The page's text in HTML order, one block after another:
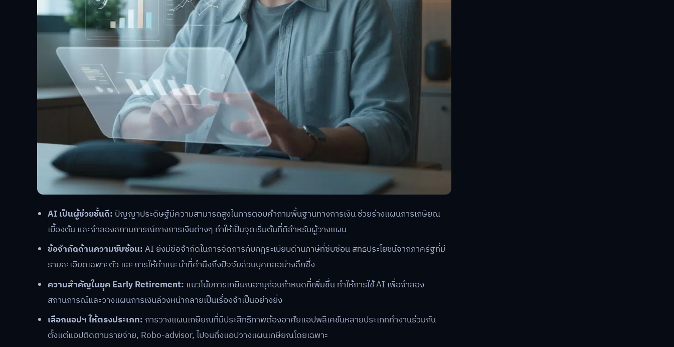
AI เป็นผู้ช่วยชั้นดี: ปัญญาประดิษฐ์มีความสามารถสูงในการตอบคำถามพื้นฐานทางการเงิน ช่วยร่างแผนการเกษียณ
เบื้องต้น และจำลองสถานการณ์ทางการเงินต่างๆ ทำให้เป็นจุดเริ่มต้นที่ดีสำหรับผู้วางแผน
ข้อจำกัดด้านความซับซ้อน:AI ยังมีข้อจำกัดในการจัดการกับกฎระเบียบด้านภาษีที่ซับซ้อน สิทธิประโยชน์จากภาครัฐที่มี
รายละเอียดเฉพาะตัว และการให้คำแนะนำที่คำนึงถึงปัจจัยส่วนบุคคลอย่างลึกซึ้ง
ความสำคัญในยุค Early Retirement: แนวโน้มการเกษียณอายุก่อนกำหนดที่เพิ่มขึ้น ทำให้การใช้ AI เพื่อจำลอง
สถานการณ์และวางแผนการเงินล่วงหน้ากลายเป็นเรื่องจำเป็นอย่างยิ่ง
เลือกแอปฯ ให้ตรงประเภท: การวางแผนเกษียณที่มีประสิทธิภาพต้องอาศัยแอปพลิเคชันหลายประเภททำงานร่วมกัน
ตั้งแต่แอปติดตามรายจ่าย, Robo-advisor, ไปจนถึงแอปวางแผนเกษียณโดยเฉพาะ